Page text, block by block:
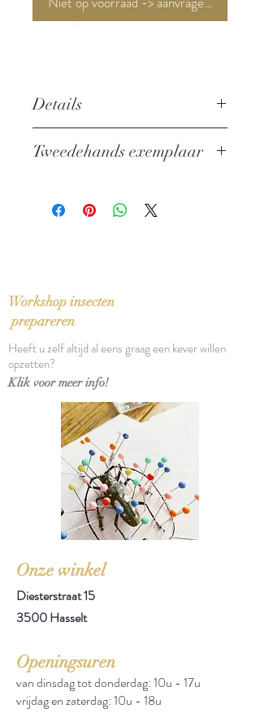
Details
Uitgever: Ad. Donker
Oorspronkelijke titel: teksten uit de
Bindwijze: Linnen band met
stofomslag
Verschijningsdatum: 1998
Aantal pagina's: 95
Tweedehands exemplaar
Workshop insecten
prepareren
Heeft u zelf altijd al eens graag een kever willen
opzetten?
Klik voor meer info!
Onze winkel
Diesterstraat 15
3500 Hasselt
Openingsuren
van dinsdag tot donderdag: 10u - 17u
vrijdag en zaterdag: 10u - 18u